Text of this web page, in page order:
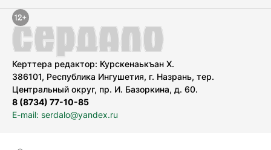
Керттера редактор: Курскенаькъан Х.
386101, Республика Ингушетия, г. Назрань, тер.
Центральный округ, пр. И. Базоркина, д. 60.
8 (8734) 77-10-85
E-mail: serdalo@yandex.ru